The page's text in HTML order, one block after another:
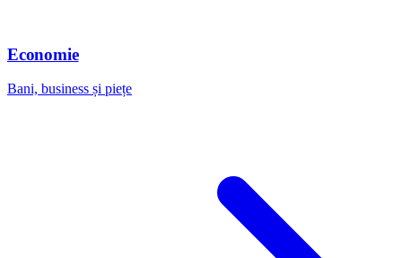
Economie
Bani, business și piețe